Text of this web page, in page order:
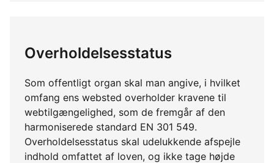
Overholdelsesstatus
Som offentligt organ skal man angive, i hvilket
omfang ens websted overholder kravene til
webtilgængelighed, som de fremgår af den
harmoniserede standard EN 301 549.
Overholdelsesstatus skal udelukkende afspejle
indhold omfattet af loven, og ikke tage højde